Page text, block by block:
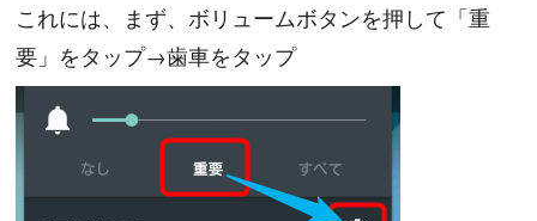
これには、まず、ボリュームボタンを押して「重
要」をタップ→歯車をタップ